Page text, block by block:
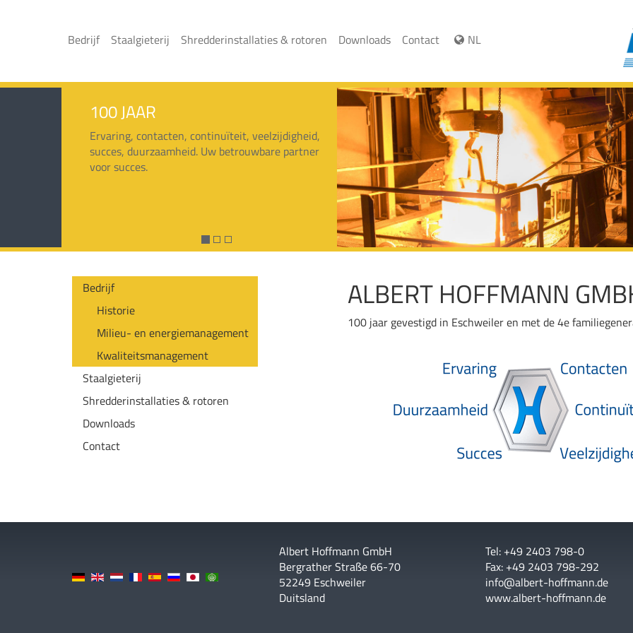
Bedrijf Staalgieterij Shredderinstallaties & rotoren Downloads Contact NL
100 JAAR
Ervaring, contacten, continuïteit, veelzijdigheid,
succes, duurzaamheid. Uw betrouwbare partner
voor succes.
Bedrijf
Historie
Milieu- en energiemanagement
Kwaliteitsmanagement
Staalgieterij
Shredderinstallaties & rotoren
Downloads
Contact
ALBERT HOFFMANN
100 jaar gevestigd in Eschweiler en met de 4e
Albert Hoffmann GmbH
Bergrather Straße 66-70
52249 Eschweiler
Duitsland
Tel: +49 2403 798-0
Fax: +49 2403 798-292
info@albert-hoffmann.de
www.albert-hoffmann.de